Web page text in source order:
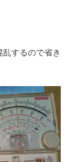
するので省き